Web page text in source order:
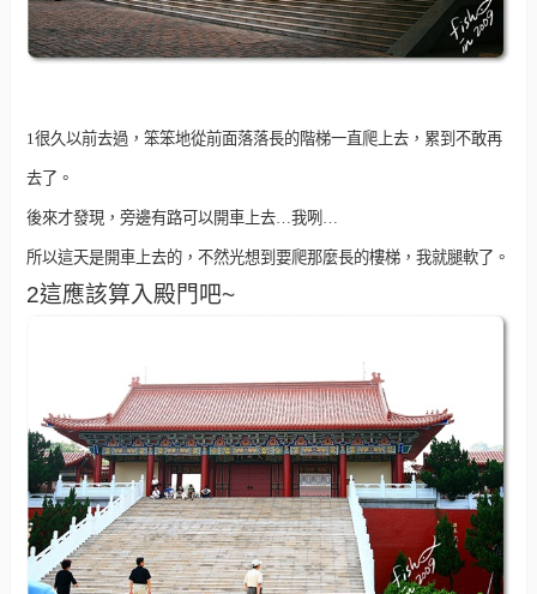
1很久以前去過，笨笨地從前面落落長的階梯一直爬上去，累到不敢再
去了。
後來才發現，旁邊有路可以開車上去…我咧…
所以這天是開車上去的，不然光想到要爬那麼長的樓梯，我就腿軟了。
2這應該算入殿門吧~